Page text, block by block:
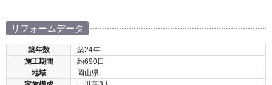
リフォームデータ
築年数
築24年
施工期間
約690日
地域
岡山県